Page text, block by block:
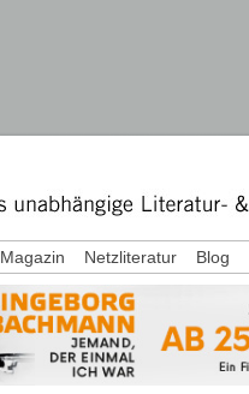
Magazin Netzliteratur Blog